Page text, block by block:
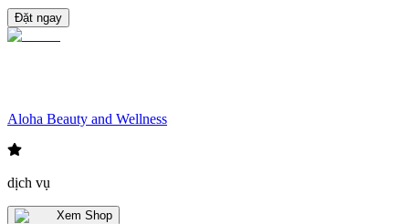
Đặt ngay
Aloha Beauty and Wellness
dịch vụ
Xem Shop